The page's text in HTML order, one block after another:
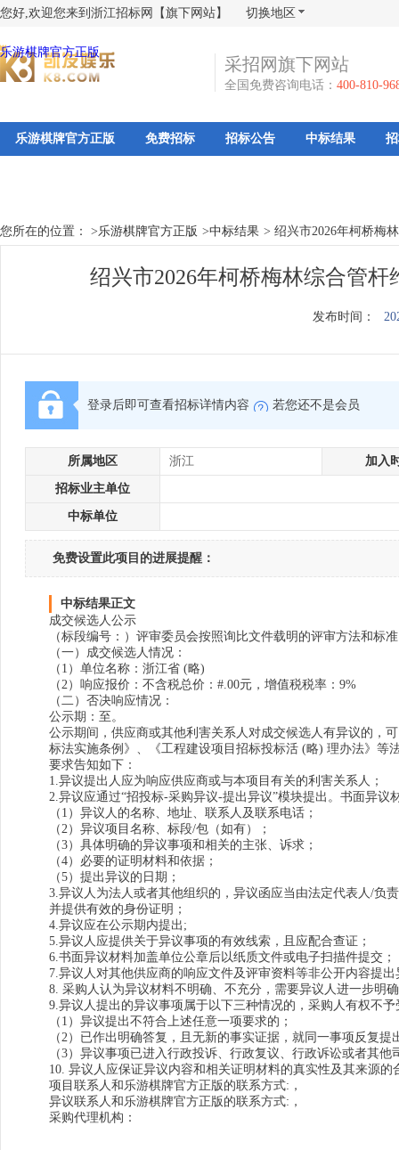
您好,欢迎您来到浙江招标网【旗下网站】 切换地区
乐游棋牌官方正版
采招网旗下网站
全国免费咨询电话： 400-810-
乐游棋牌官方正版 免费招标 招标公告 中标结果
您所在的位置： >乐游棋牌官方正版 >中标结果 > 绍兴市2026年柯桥梅
绍兴市2026年柯桥梅林综合管
发布时间：
登录后即可查看招标详情内容 若您还不是会员
所属地区 浙江 加入
招标业主单位
中标单位
免费设置此项目的进展提醒：
中标结果正文
成交候选人公示
（标段编号：）评审委员会按照询比文件载明的评审方法和
（一）成交候选人情况：
（1）单位名称：浙江省 (略)
（2）响应报价：不含税总价：#.00元，增值税税率：9%
（二）否决响应情况：
公示期：至。
公示期间，供应商或其他利害关系人对成交候选人有异议的，
标法实施条例》、《工程建设项目招标投标活 (略) 理办法》
要求告知如下：
1.异议提出人应为响应供应商或与本项目有关的利害关系人；
2.异议应通过“招投标-采购异议-提出异议”模块提出。书面异
（1）异议人的名称、地址、联系人及联系电话；
（2）异议项目名称、标段/包（如有）；
（3）具体明确的异议事项和相关的主张、诉求；
（4）必要的证明材料和依据；
（5）提出异议的日期；
3.异议人为法人或者其他组织的，异议函应当由法定代表人/负
并提供有效的身份证明；
4.异议应在公示期内提出;
5.异议人应提供关于异议事项的有效线索，且应配合查证；
6.书面异议材料加盖单位公章后以纸质文件或电子扫描件提交；
7.异议人对其他供应商的响应文件及评审资料等非公开内容提
8. 采购人认为异议材料不明确、不充分，需要异议人进一步明
9.异议人提出的异议事项属于以下三种情况的，采购人有权不予
（1）异议提出不符合上述任意一项要求的；
（2）已作出明确答复，且无新的事实证据，就同一事项反复提
（3）异议事项已进入行政投诉、行政复议、行政诉讼或者其他
10. 异议人应保证异议内容和相关证明材料的真实性及其来源
项目联系人和乐游棋牌官方正版的联系方式:，
异议联系人和乐游棋牌官方正版的联系方式:，
采购代理机构：